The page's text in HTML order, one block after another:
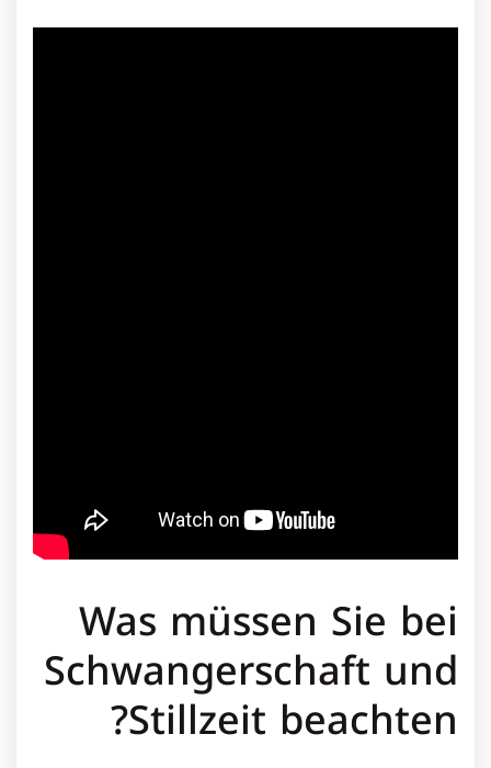
Was müssen Sie bei
Schwangerschaft und
Stillzeit beachten?